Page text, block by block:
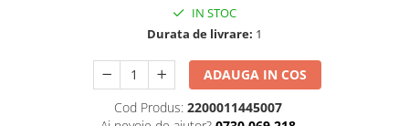
IN STOC
Durata de livrare: 1
ADAUGA IN COS
Cod Produs: 2200011445007